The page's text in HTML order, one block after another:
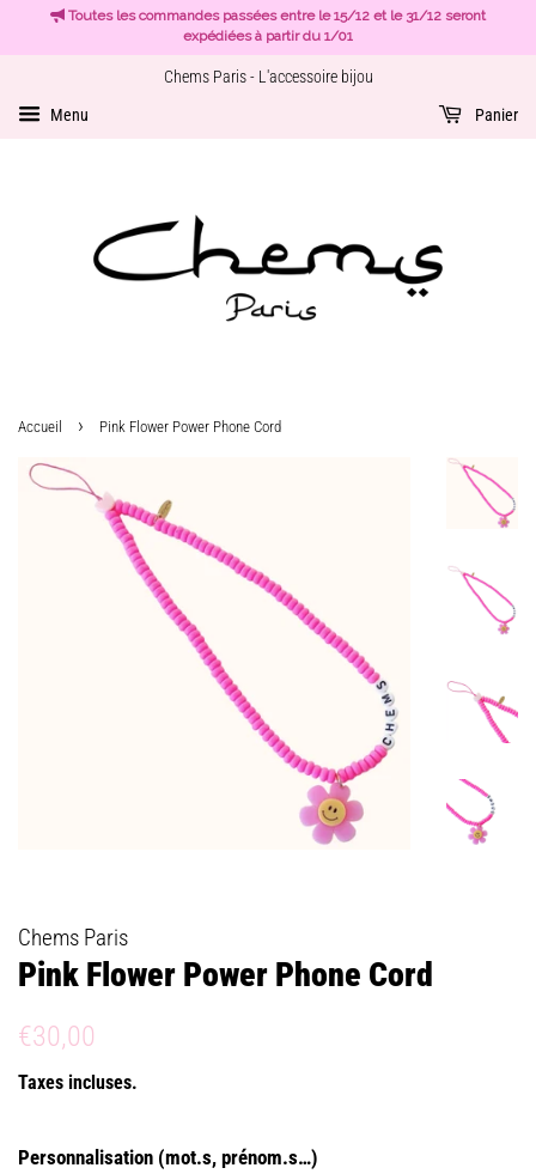
Toutes les commandes passées entre le 15/12 et le 31/12 seront
expédiées à partir du 1/01
Chems Paris - L'accessoire bijou
Menu Panier
Accueil › Pink Flower Power Phone Cord
Chems Paris
Pink Flower Power Phone Cord
Prix
€30,00
Taxes incluses.
Personnalisation (mot.s, prénom.s…)